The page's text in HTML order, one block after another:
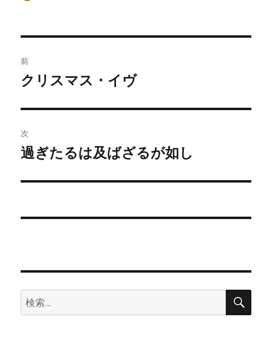
稿
ビ
ゲ
ー
前
前
投
稿:
クリスマス・イヴ
次
次
投
過ぎたるは及ばざるが如し
検
索:
検